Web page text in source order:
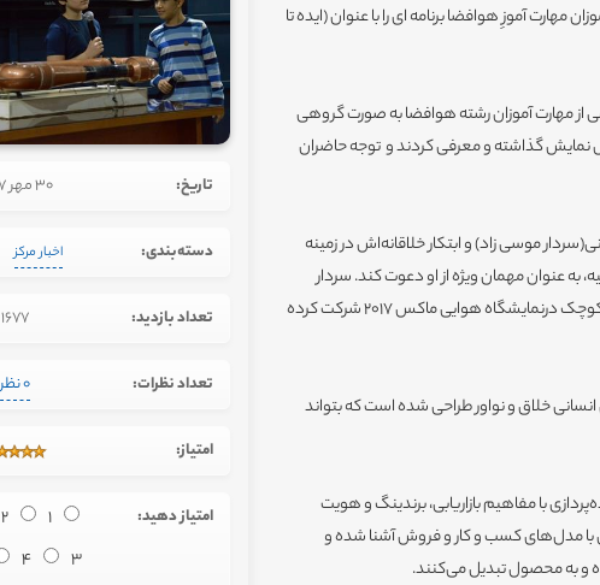
مهارت آموزِ هوافضا برنامه ای را با عنوان (ایده تا
و پارسا قاسمی از مهارت آموزان رشته هوافضا به صورت گروهی
نمایش گذاشته و معرفی کردند و توجه حاضران
موسی زاد) و ابتکار خلاقانه‌اش در زمینه
شد رئیس نمایشگاه هوایی ماکس ۲۰۱۷ روسیه، به عنوان مهمان ویژه از او دعوت کند. سردار
موسی‌زاد که تنها ۱۰ سال سن دارد با ساخت تونل باد در ابعاد کوچک درنمایشگاه هوایی ماکس ۲۰۱۷ شرکت کرده
خلاق و نواور طراحی شده است که بتواند
با مفاهیم بازاریابی، برندینگ و هویت
با مدل‌های کسب و کار و فروش آشنا شده و
و به محصول تبدیل می‌کنند.
تاریخ: 30 مهر 1397
دسته‌بندی: اخبار مرکز
تعداد بازدید: 1677
تعداد نظرات: 0 نظر
امتیاز:
امتیاز دهید: 1
2
3
4